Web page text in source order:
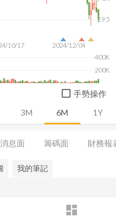
dashboard
3M 6M 1Y
10/17 2024/12/04
19.5
200K
400K
手勢操作
消息面 籌碼面 財務報
我的筆記